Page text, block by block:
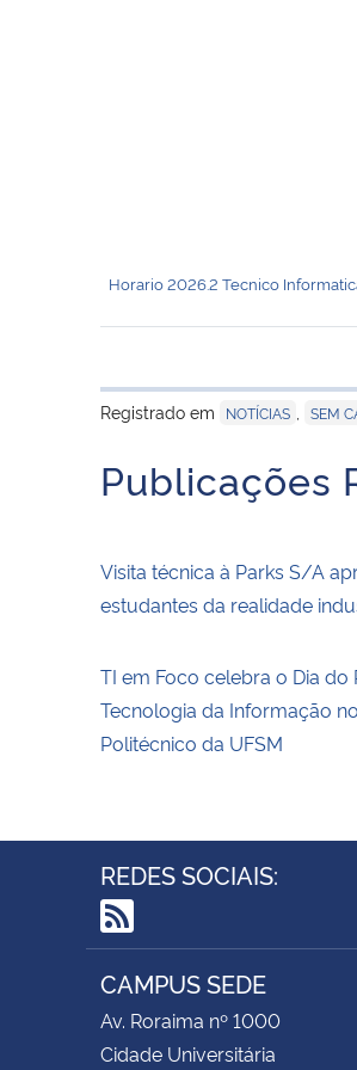
Horario 2026.2 Tecnico
Registrado em
NOTÍCIAS SEM
Publicações
Visita técnica à Parks S/A
estudantes da realidade
TI em Foco celebra o Dia do
Tecnologia da Informação
Politécnico da UFSM
REDES SOCIAIS:
RSS
CAMPUS SEDE
Av. Roraima nº 1000
Cidade Universitária